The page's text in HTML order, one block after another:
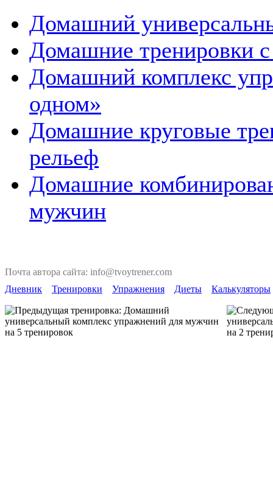
Домашний
Домашние тренировки
Домашний комплекс
одном»
Домашние круговые
рельеф
Домашние
мужчин
Почта автора сайта: info@tvoytrener.com
Дневник
Тренировки Упражнения Диеты Калькуляторы